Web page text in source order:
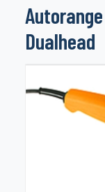
Dualhead